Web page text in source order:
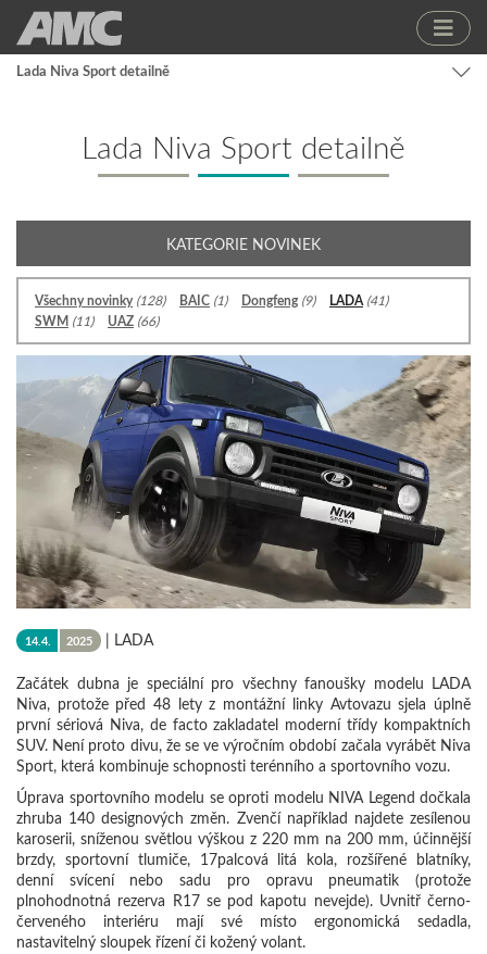
Lada Niva Sport detailně
Lada Niva Sport detailně
14.4. 2025 | LADA
Začátek dubna je speciální pro všechny fanoušky modelu LADA
Niva, protože před 48 lety z montážní linky Avtovazu sjela úplně
první sériová Niva, de facto zakladatel moderní třídy kompaktních
SUV. Není proto divu, že se ve výročním období začala vyrábět Niva
Sport, která kombinuje schopnosti terénního a sportovního vozu.
Úprava sportovního modelu se oproti modelu NIVA Legend dočkala
zhruba 140 designových změn. Zvenčí například najdete zesílenou
karoserii, sníženou světlou výškou z 220 mm na 200 mm, účinnější
brzdy, sportovní tlumiče, 17palcová litá kola, rozšířené blatníky,
denní svícení nebo sadu pro opravu pneumatik (protože
plnohodnotná rezerva R17 se pod kapotu nevejde). Uvnitř černo-
červeného interiéru mají své místo ergonomická sedadla,
nastavitelný sloupek řízení či kožený volant.
KATEGORIE NOVINEK
Všechny novinky (128) BAIC (1) Dongfeng (9) LADA (41)
SWM (11) UAZ (66)